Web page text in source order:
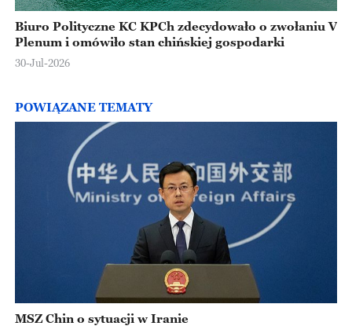
Biuro Polityczne KC KPCh zdecydowało o zwołaniu V
Plenum i omówiło stan chińskiej gospodarki
30-Jul-2026
POWIĄZANE TEMATY
MSZ Chin o sytuacji w Iranie